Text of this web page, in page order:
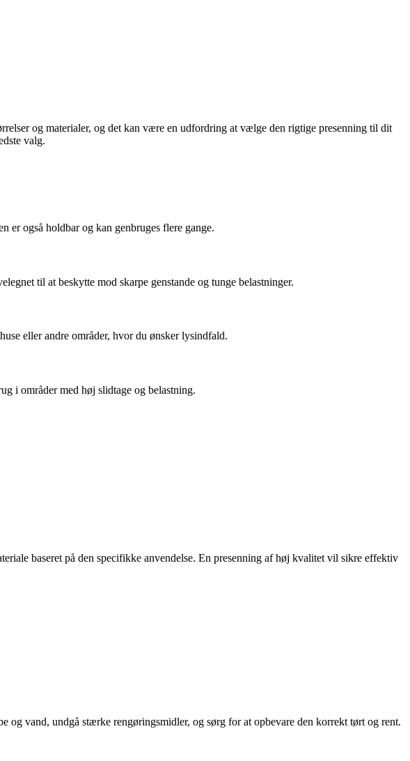
og materialer, og det kan være en udfordring at vælge den rigtige presenning til dit
valg.
er også holdbar og kan genbruges flere gange.
til at beskytte mod skarpe genstande og tunge belastninger.
eller andre områder, hvor du ønsker lysindfald.
i områder med høj slidtage og belastning.
baseret på den specifikke anvendelse. En presenning af høj kvalitet vil sikre effektiv
vand, undgå stærke rengøringsmidler, og sørg for at opbevare den korrekt tørt og rent.